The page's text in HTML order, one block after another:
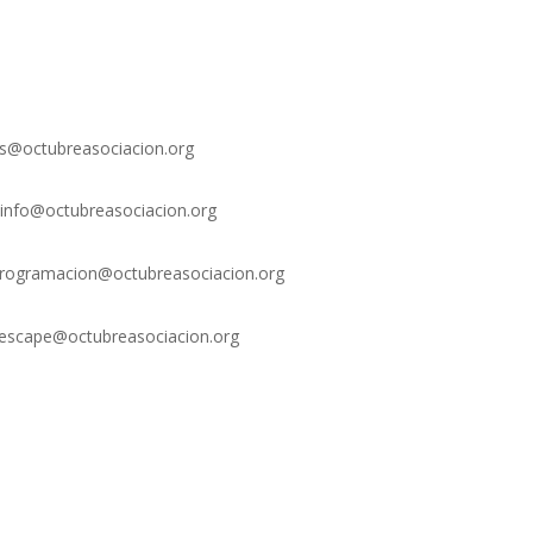
info@octubreasociacion.org
escape@octubreasociacion.org